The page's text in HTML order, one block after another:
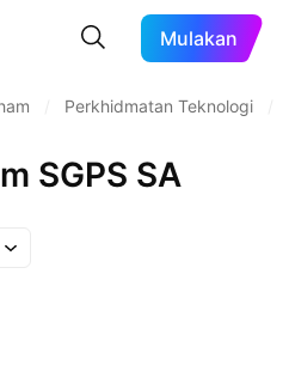
Mulakan
Perkhidmatan Teknologi
SGPS SA